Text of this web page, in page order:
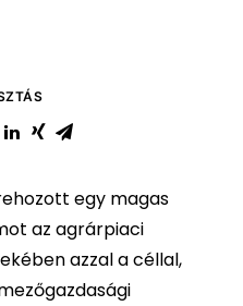
egy magas
az agrárpiaci
azzal a céllal,